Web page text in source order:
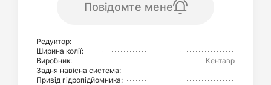
Повідомте мене
Редуктор:
Ширина колії:
Виробник:
Кентавр
Задня навісна система:
Привід гідропідйомника: